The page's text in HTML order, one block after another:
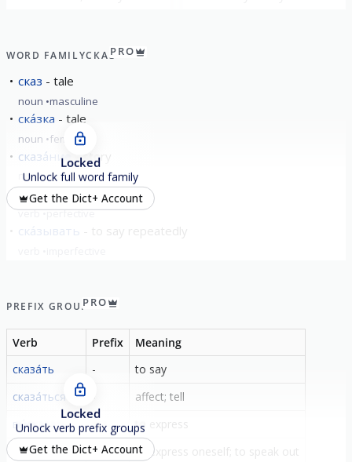
WORD FAMILYСКАЗPRO
сказ tale
noun masculine
ска́зка tale
noun feminine
сказа́ние story
noun neuter
сказану́ть blurt out
verb perfective
ска́зывать
Locked
Unlock full word family
Get the Dict+ Account
PREFIX GROUPPRO
Verb Prefix
Meaning
сказа́ть
-
to say
сказа́ться
-
affect; tell
вы́сказать
вы-
to express
вы́сказаться
вы- to express oneself; to speak out
Locked
Unlock verb prefix groups
Get the Dict+ Account